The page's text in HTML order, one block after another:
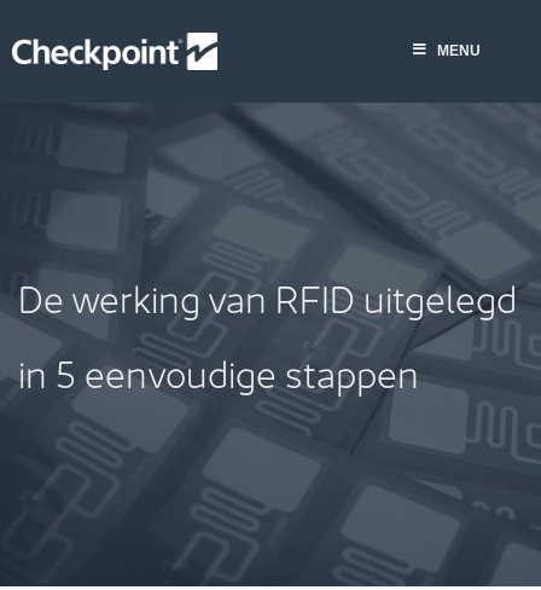
to
MENU
De werking van RFID uitgelegd
in 5 eenvoudige stappen